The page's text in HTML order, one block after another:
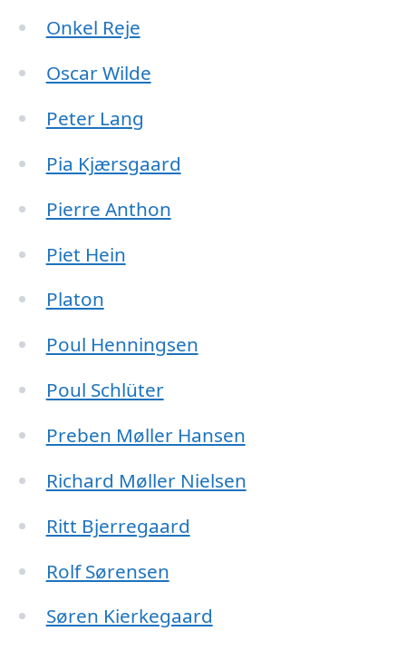
Onkel Reje
Oscar Wilde
Peter Lang
Pia Kjærsgaard
Pierre Anthon
Piet Hein
Platon
Poul Henningsen
Poul Schlüter
Preben Møller Hansen
Richard Møller Nielsen
Ritt Bjerregaard
Rolf Sørensen
Søren Kierkegaard